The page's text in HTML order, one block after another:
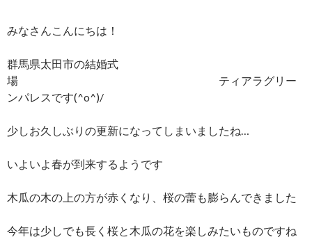
みなさんこんにちは！
群馬県太田市の結婚式
場 ティアラグリー
ンパレスです(^o^)/
少しお久しぶりの更新になってしまいましたね…
いよいよ春が到来するようです
木瓜の木の上の方が赤くなり、桜の蕾も膨らんできました
今年は少しでも長く桜と木瓜の花を楽しみたいものですね